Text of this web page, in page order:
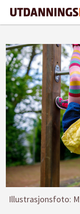
Illustrasjonsfoto: